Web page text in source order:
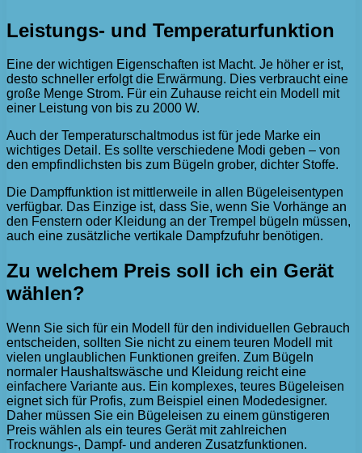
Leistungs- und Temperaturfunktion
Eine der wichtigen Eigenschaften ist Macht. Je höher er ist,
desto schneller erfolgt die Erwärmung. Dies verbraucht eine
große Menge Strom. Für ein Zuhause reicht ein Modell mit
einer Leistung von bis zu 2000 W.
Auch der Temperaturschaltmodus ist für jede Marke ein
wichtiges Detail. Es sollte verschiedene Modi geben – von
den empfindlichsten bis zum Bügeln grober, dichter Stoffe.
Die Dampffunktion ist mittlerweile in allen Bügeleisentypen
verfügbar. Das Einzige ist, dass Sie, wenn Sie Vorhänge an
den Fenstern oder Kleidung an der Trempel bügeln müssen,
auch eine zusätzliche vertikale Dampfzufuhr benötigen.
Zu welchem ​​Preis soll ich ein Gerät
wählen?
Wenn Sie sich für ein Modell für den individuellen Gebrauch
entscheiden, sollten Sie nicht zu einem teuren Modell mit
vielen unglaublichen Funktionen greifen. Zum Bügeln
normaler Haushaltswäsche und Kleidung reicht eine
einfachere Variante aus. Ein komplexes, teures Bügeleisen
eignet sich für Profis, zum Beispiel einen Modedesigner.
Daher müssen Sie ein Bügeleisen zu einem günstigeren
Preis wählen als ein teures Gerät mit zahlreichen
Trocknungs-, Dampf- und anderen Zusatzfunktionen.